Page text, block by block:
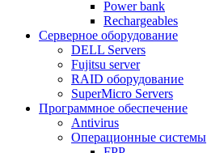
Power bank
Rechargeables
Серверное оборудование
DELL Servers
Fujitsu server
RAID оборудование
SuperMicro Servers
Программное обеспечение
Antivirus
Операционные системы